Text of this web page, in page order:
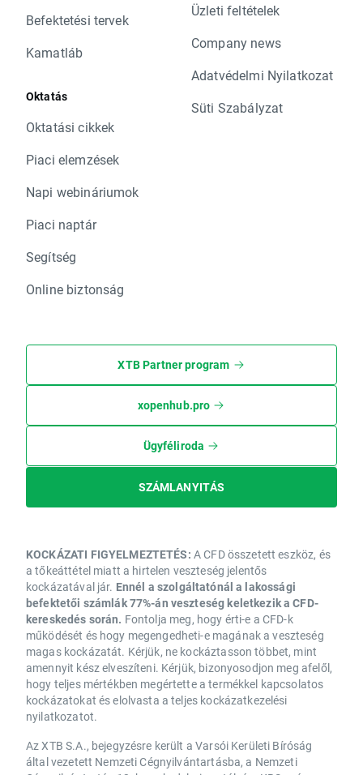
Befektetési tervek
Kamatláb
Oktatás
Oktatási cikkek
Piaci elemzések
Napi webináriumok
Piaci naptár
Segítség
Online biztonság
Üzleti feltételek
Company news
Adatvédelmi Nyilatkozat
Süti Szabályzat
XTB Partner program
xopenhub.pro
Ügyféliroda
SZÁMLANYITÁS
KOCKÁZATI FIGYELMEZTETÉS: A CFD összetett eszköz, és
a tőkeáttétel miatt a hirtelen veszteség jelentős
kockázatával jár. Ennél a szolgáltatónál a lakossági
befektetői számlák 77%-án veszteség keletkezik a CFD-
kereskedés során. Fontolja meg, hogy érti-e a CFD-k
működését és hogy megengedheti-e magának a veszteség
magas kockázatát. Kérjük, ne kockáztasson többet, mint
amennyit kész elveszíteni. Kérjük, bizonyosodjon meg afelől,
hogy teljes mértékben megértette a termékkel kapcsolatos
kockázatokat és elolvasta a teljes kockázatkezelési
nyilatkozatot.
Az XTB S.A., bejegyzésre került a Varsói Kerületi Bíróság
által vezetett Nemzeti Cégnyilvántartásba, a Nemzeti